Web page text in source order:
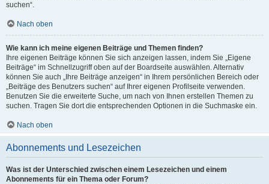
suchen“.
Nach oben
Wie kann ich meine eigenen Beiträge und Themen finden?
Ihre eigenen Beiträge können Sie sich anzeigen lassen, indem Sie „Eigene
Beiträge“ im Schnellzugriff oben auf der Boardseite auswählen. Alternativ
können Sie auch „Ihre Beiträge anzeigen“ in Ihrem persönlichen Bereich oder
„Beiträge des Benutzers suchen“ auf Ihrer eigenen Profilseite verwenden.
Benutzen Sie die erweiterte Suche, um nach von Ihnen erstellen Themen zu
suchen. Tragen Sie dort die entsprechenden Optionen in die Suchmaske ein.
Nach oben
Abonnements und Lesezeichen
Was ist der Unterschied zwischen einem Lesezeichen und einem
Abonnements für ein Thema oder Forum?